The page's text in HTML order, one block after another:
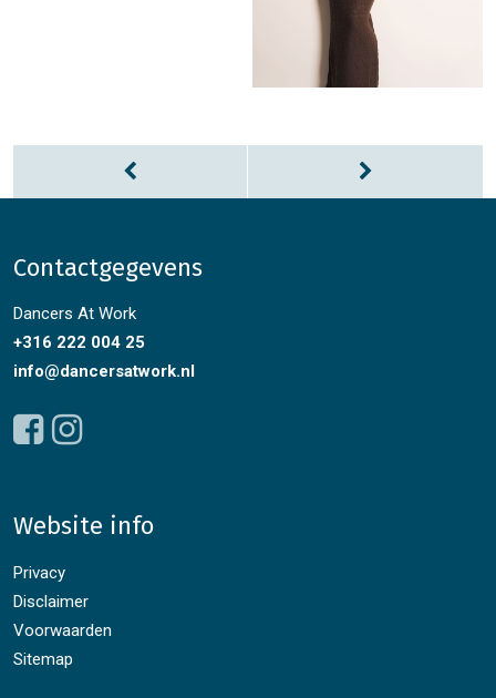
Contactgegevens
Dancers At Work
+316 222 004 25
info@dancersatwork.nl
Website info
Privacy
Disclaimer
Voorwaarden
Sitemap